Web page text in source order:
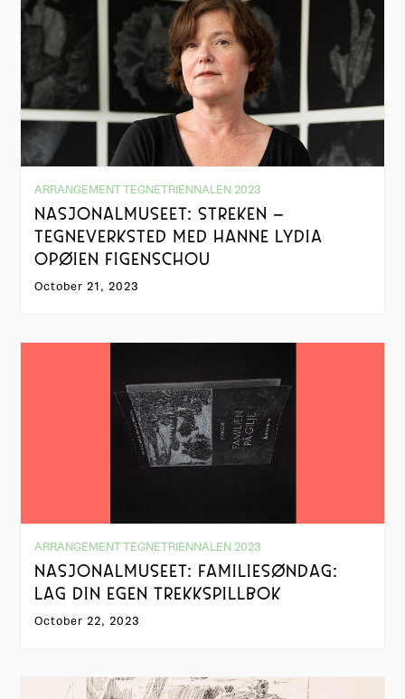
ARRANGEMENT TEGNETRIENNALEN 2023
NASJONALMUSEET: STREKEN –
TEGNEVERKSTED MED HANNE LYDIA
OPØIEN FIGENSCHOU
October 21, 2023
ARRANGEMENT TEGNETRIENNALEN 2023
NASJONALMUSEET: FAMILIESØNDAG:
LAG DIN EGEN TREKKSPILLBOK
October 22, 2023